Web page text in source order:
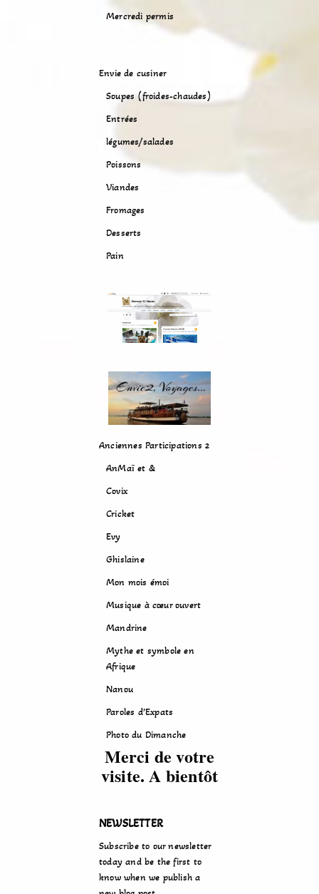
Mercredi permis
Envie de cusiner
Soupes (froides-chaudes)
Entrées
légumes/salades
Poissons
Viandes
Fromages
Desserts
Pain
Anciennes Participations 2
AnMaï et &
Covix
Cricket
Evy
Ghislaine
Mon mois émoi
Musique à cœur ouvert
Mandrine
Mythe et symbole en
Afrique
Nanou
Paroles d’Expats
Photo du Dimanche
Merci de votre
visite. A bientôt
NEWSLETTER
Subscribe to our newsletter
today and be the first to
know when we publish a